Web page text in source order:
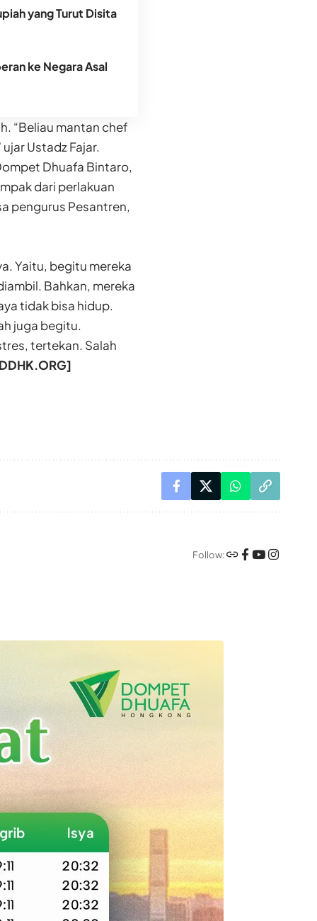
yang Turut Disita
ke Negara Asal
“Beliau mantan chef
Ustadz Fajar.
Dhuafa Bintaro,
dari perlakuan
pengurus Pesantren,
Yaitu, begitu mereka
Bahkan, mereka
tidak bisa hidup.
juga begitu.
tertekan. Salah
Follow: